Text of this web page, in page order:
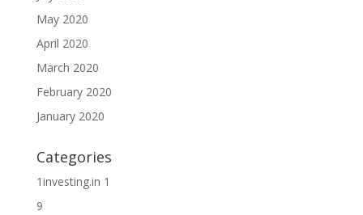
May 2020
April 2020
March 2020
February 2020
January 2020
Categories
1investing.in 1
9